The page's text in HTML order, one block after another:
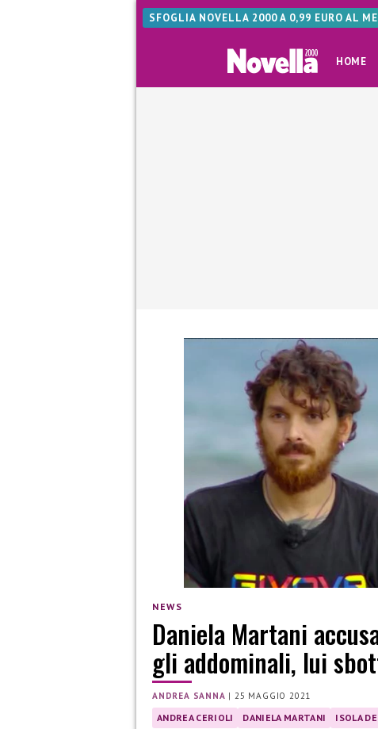
SFOGLIA NOVELLA 2000 A 0,99 EURO AL
HOME
NEWS
Daniela Martani
gli addominali, lui
ANDREA SANNA |25 MAGGIO 2021
ANDREA CERIOLI DANIELA MARTANI ISOLA